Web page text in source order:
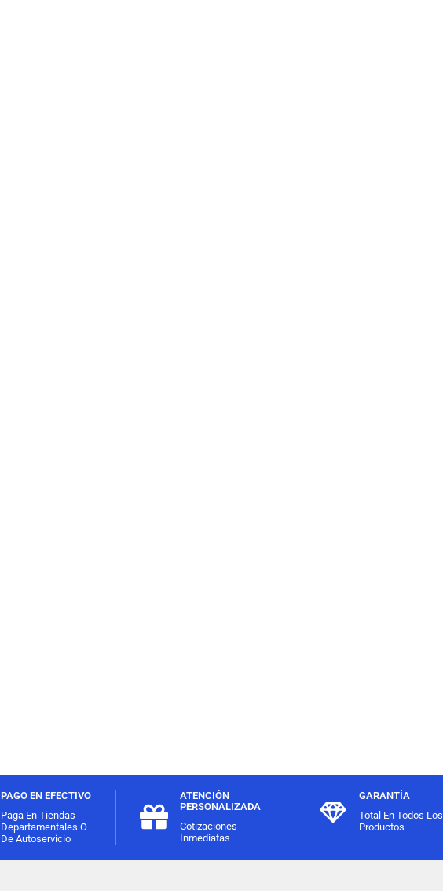
PAGO EN EFECTIVO
Paga En Tiendas
Departamentales O
De Autoservicio
ATENCIÓN
PERSONALIZADA
Cotizaciones
Inmediatas
GARANTÍA
Total En Todos Los
Productos